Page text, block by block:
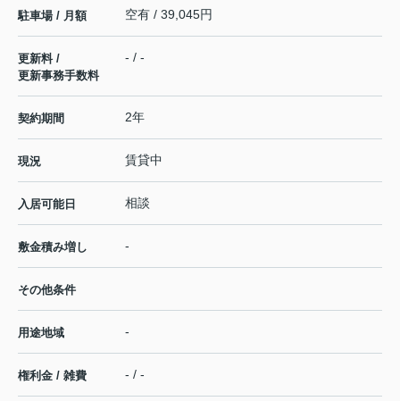
駐車場 / 月額 空有 / 39,045円
更新料 /
更新事務手数料
- / -
契約期間 2年
現況 賃貸中
入居可能日 相談
敷金積み増し -
その他条件
用途地域 -
権利金 / 雑費 - / -